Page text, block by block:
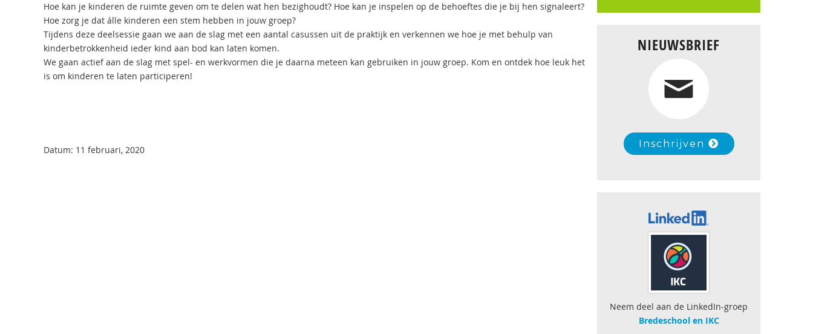
Hoe kan je kinderen de ruimte geven om te delen wat hen bezighoudt? Hoe kan je inspelen op de behoeftes die je bij hen signaleert?
Hoe zorg je dat álle kinderen een stem hebben in jouw groep?
Tijdens deze deelsessie gaan we aan de slag met een aantal casussen uit de praktijk en verkennen we hoe je met behulp van
kinderbetrokkenheid ieder kind aan bod kan laten komen.
We gaan actief aan de slag met spel- en werkvormen die je daarna meteen kan gebruiken in jouw groep. Kom en ontdek hoe leuk het
is om kinderen te laten participeren!
Datum: 11 februari, 2020
NIEUWSBRIEF
Inschrijven
Neem deel aan de LinkedIn-groep
Bredeschool en IKC